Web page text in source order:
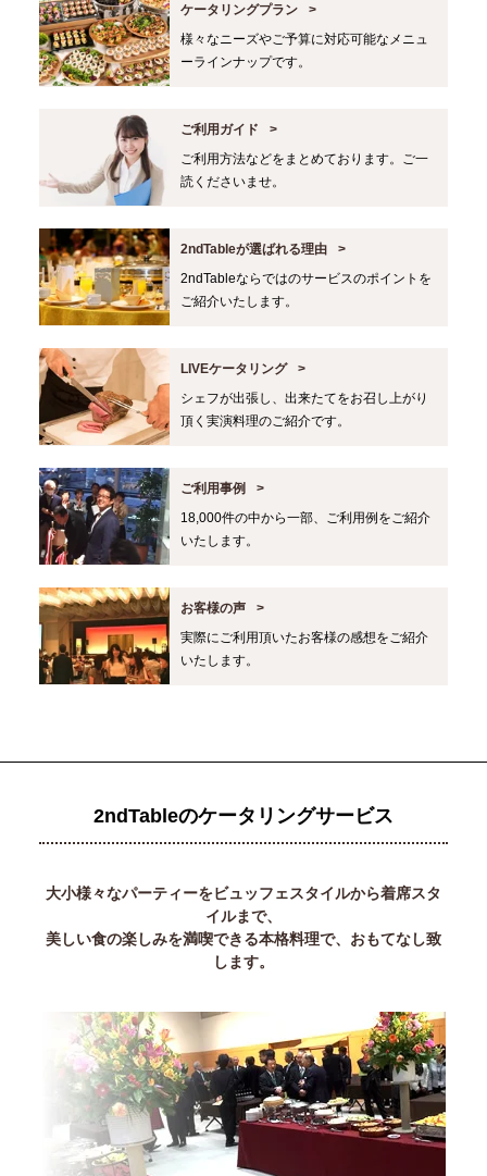
ケータリングプラン
様々なニーズやご予算に対応可能なメニュ
ーラインナップです。
ご利用ガイド
ご利用方法などをまとめております。ご一
読くださいませ。
2ndTableが選ばれる理由
2ndTableならではのサービスのポイントを
ご紹介いたします。
LIVEケータリング
シェフが出張し、出来たてをお召し上がり
頂く実演料理のご紹介です。
ご利用事例
18,000件の中から一部、ご利用例をご紹介
いたします。
お客様の声
実際にご利用頂いたお客様の感想をご紹介
いたします。
2ndTableのケータリングサービス
大小様々なパーティーをビュッフェスタイルから着席スタ
イルまで、
美しい食の楽しみを満喫できる本格料理で、おもてなし致
します。